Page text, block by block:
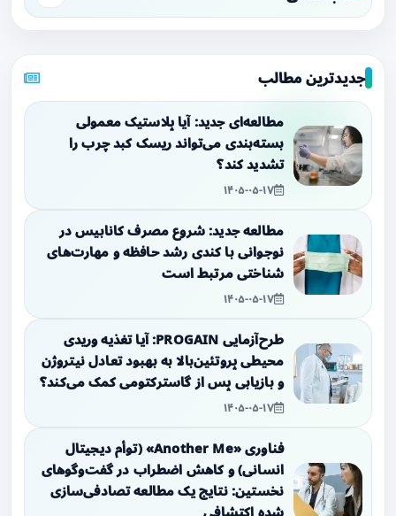
جدیدترین مطالب
مطالعه‌ای جدید: آیا پلاستیک معمولی
بسته‌بندی می‌تواند ریسک کبد چرب را
تشدید کند؟
۱۴۰۵-۰۵-۱۷
مطالعه جدید: شروع مصرف کانابیس در
نوجوانی با کندی رشد حافظه و مهارت‌های
شناختی مرتبط است
۱۴۰۵-۰۵-۱۷
طرح‌آزمایی PROGAIN: آیا تغذیه وریدی
محیطی پروتئین‌بالا به بهبود تعادل نیتروژن
و بازیابی پس از گاسترکتومی کمک می‌کند؟
۱۴۰۵-۰۵-۱۷
فناوری «Another Me» (توأم دیجیتال
انسانی) و کاهش اضطراب در گفت‌وگوهای
نخستین: نتایج یک مطالعه تصادفی‌سازی
شده اکتشافی